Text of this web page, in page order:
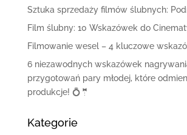
Sztuka sprzedaży filmów ślubnych:
Film ślubny: 10 Wskazówek do
Filmowanie wesel – 4 kluczowe
6 niezawodnych wskazówek
przygotowań pary młodej, które
produkcje! 💍🤵
Kategorie